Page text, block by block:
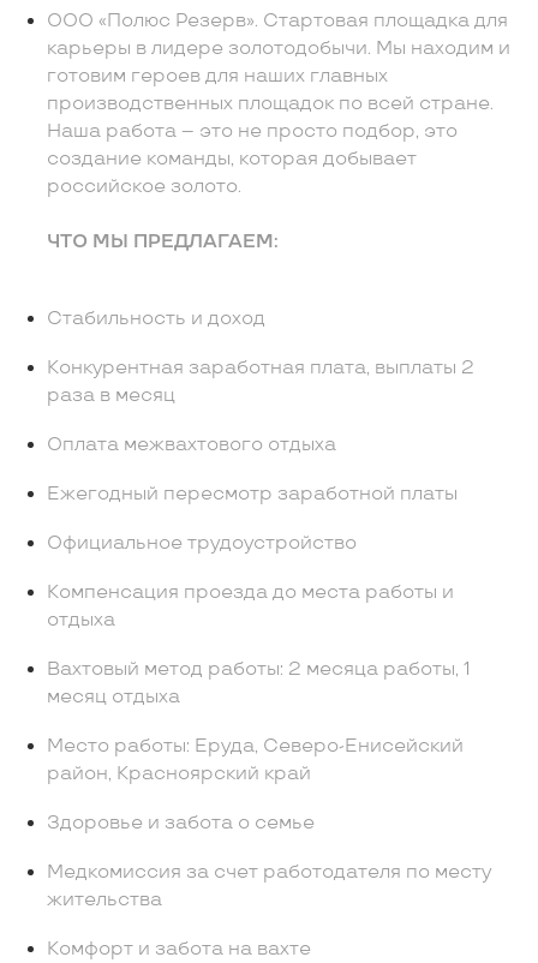
ООО «Полюс Резерв». Стартовая площадка для
карьеры в лидере золотодобычи. Мы находим и
готовим героев для наших главных
производственных площадок по всей стране.
Наша работа – это не просто подбор, это
создание команды, которая добывает
российское золото.
ЧТО МЫ ПРЕДЛАГАЕМ:
Стабильность и доход
Конкурентная заработная плата, выплаты 2
раза в месяц
Оплата межвахтового отдыха
Ежегодный пересмотр заработной платы
Официальное трудоустройство
Компенсация проезда до места работы и
отдыха
Вахтовый метод работы: 2 месяца работы, 1
месяц отдыха
Место работы: Еруда, Северо-Енисейский
район, Красноярский край
Здоровье и забота о семье
Медкомиссия за счет работодателя по месту
жительства
Комфорт и забота на вахте